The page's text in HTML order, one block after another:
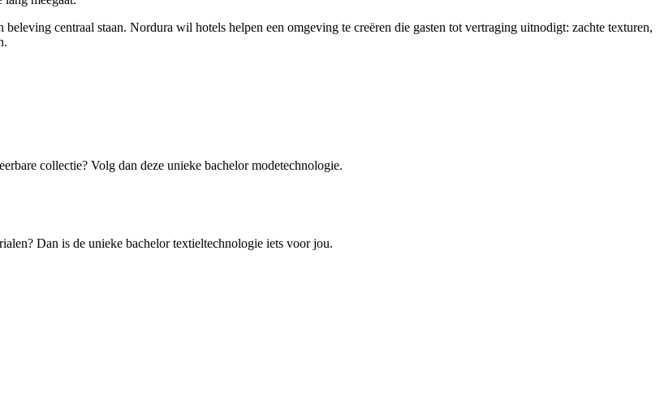
centraal staan. Nordura wil hotels helpen een omgeving te creëren die gasten tot vertraging uitnodigt: zachte texturen,
collectie? Volg dan deze unieke bachelor modetechnologie.
Dan is de unieke bachelor textieltechnologie iets voor jou.